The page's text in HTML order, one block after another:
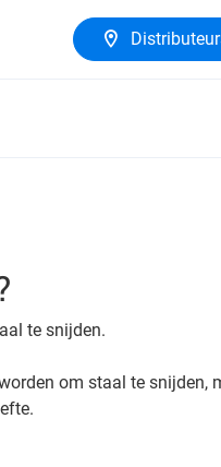
te snijden.
om staal te snijden,